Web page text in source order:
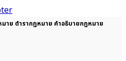
าย ตำรากฎหมาย คำอธิบายกฎหมาย